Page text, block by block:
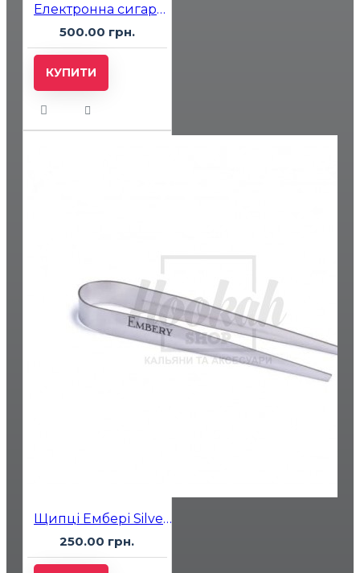
Електронна сигарета Katana 5000 Lemon Lime (Лимон Лайм)
500.00 грн.
КУПИТИ
Щипці Ембері Silver Mini
250.00 грн.